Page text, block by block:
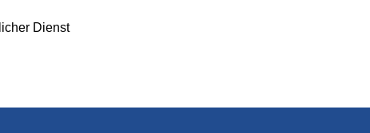
Dienst